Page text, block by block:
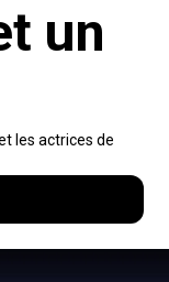
et fils RSS